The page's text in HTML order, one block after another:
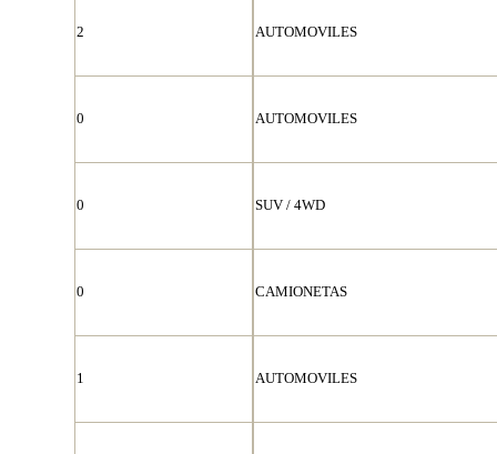
2 AUTOMOVILES
0 AUTOMOVILES
0 SUV / 4WD
0 CAMIONETAS
1 AUTOMOVILES